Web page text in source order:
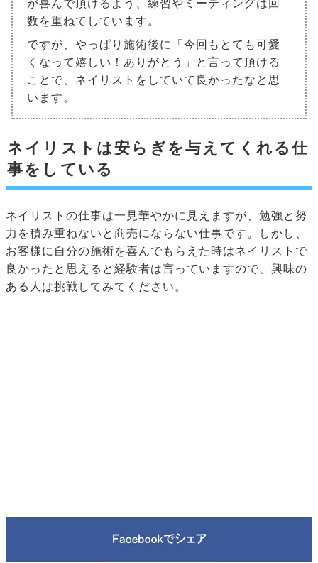
が喜んで頂けるよう、練習やミーティングは回
数を重ねてしています。
ですが、やっぱり施術後に「今回もとても可愛
くなって嬉しい！ありがとう」と言って頂ける
ことで、ネイリストをしていて良かったなと思
います。
ネイリストは安らぎを与えてくれる仕
事をしている
ネイリストの仕事は一見華やかに見えますが、勉強と努
力を積み重ねないと商売にならない仕事です。しかし、
お客様に自分の施術を喜んでもらえた時はネイリストで
良かったと思えると経験者は言っていますので、興味の
ある人は挑戦してみてください。